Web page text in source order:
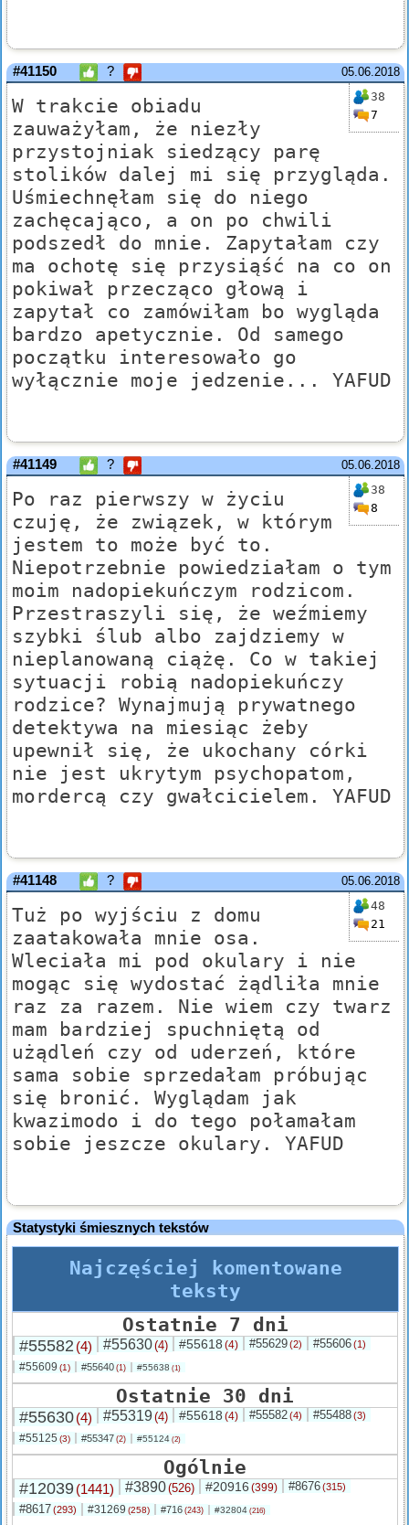
05.06.2018
#41150 ?
38
7
W trakcie obiadu
zauważyłam, że niezły
przystojniak siedzący parę
stolików dalej mi się przygląda.
Uśmiechnęłam się do niego
zachęcająco, a on po chwili
podszedł do mnie. Zapytałam czy
ma ochotę się przysiąść na co on
pokiwał przecząco głową i
zapytał co zamówiłam bo wygląda
bardzo apetycznie. Od samego
początku interesowało go
wyłącznie moje jedzenie... YAFUD
05.06.2018
#41149 ?
38
8
Po raz pierwszy w życiu
czuję, że związek, w którym
jestem to może być to.
Niepotrzebnie powiedziałam o tym
moim nadopiekuńczym rodzicom.
Przestraszyli się, że weźmiemy
szybki ślub albo zajdziemy w
nieplanowaną ciążę. Co w takiej
sytuacji robią nadopiekuńczy
rodzice? Wynajmują prywatnego
detektywa na miesiąc żeby
upewnił się, że ukochany córki
nie jest ukrytym psychopatom,
mordercą czy gwałcicielem. YAFUD
05.06.2018
#41148 ?
48
21
Tuż po wyjściu z domu
zaatakowała mnie osa.
Wleciała mi pod okulary i nie
mogąc się wydostać żądliła mnie
raz za razem. Nie wiem czy twarz
mam bardziej spuchniętą od
użądleń czy od uderzeń, które
sama sobie sprzedałam próbując
się bronić. Wyglądam jak
kwazimodo i do tego połamałam
sobie jeszcze okulary. YAFUD
Statystyki śmiesznych tekstów
Najczęściej komentowane
teksty
Ostatnie 7 dni
#55582 (4) #55630(4) #55618 (4) #55629(2) #55606(1)
#55609 (1) #55640 (1) #55638 (1)
Ostatnie 30 dni
#55630(4) #55319(4) #55618 (4) #55582(4) #55488(3)
#55125 (3) #55347 (2) #55124 (2)
Ogólnie
#12039(1441) #3890(526) #20916 (399) #8676(315)
#8617(293) #31269 (258) #716 (243) #32804 (216)